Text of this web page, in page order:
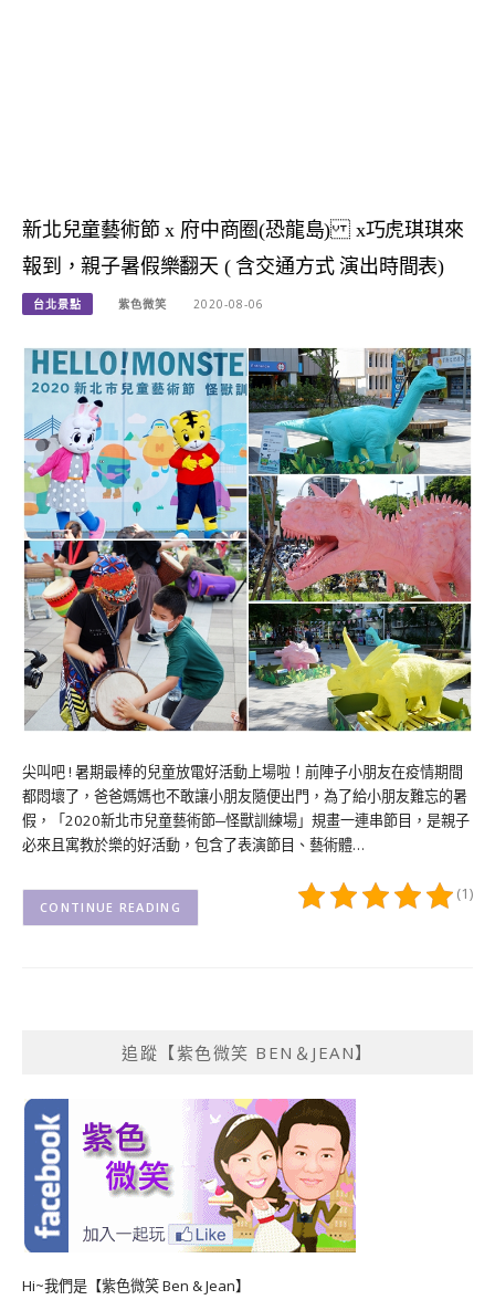
新北兒童藝術節 x 府中商圈(恐龍島) x巧虎琪琪來
報到，親子暑假樂翻天 ( 含交通方式 演出時間表)
台北景點 紫色微笑 2020-08-06
尖叫吧 ! 暑期最棒的兒童放電好活動上場啦！前陣子小朋友在疫情期間
都悶壞了，爸爸媽媽也不敢讓小朋友隨便出門，為了給小朋友難忘的暑
假，「2020新北市兒童藝術節─怪獸訓練場」規畫一連串節目，是親子
必來且寓教於樂的好活動，包含了表演節目、藝術體…
(1)
CONTINUE READING
追蹤【紫色微笑 BEN＆JEAN】
Hi~我們是【紫色微笑 Ben & Jean】